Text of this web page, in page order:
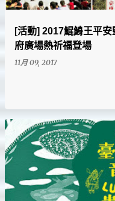
[活動] 2017鯤鯓王平
府廣場熱祈福登場
11月 09, 2017